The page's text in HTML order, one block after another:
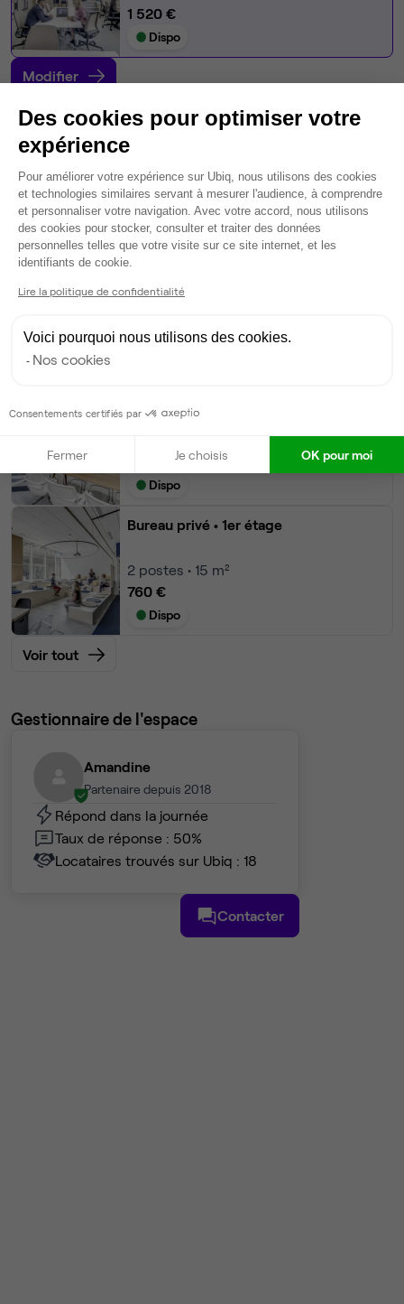
1 520 €
Dispo
Modifier
Bureau privé • 1er étage
9postes • 50 m²
3 420 €
Dispo
Bureau privé
2 280 €
Dispo
Bureau privé • 1er étage
2 postes • 15 m²
760 €
Dispo
Voir tout
Gestionnaire de l'espace
Amandine
Partenaire depuis 2018
Répond dans la journée
Taux de réponse : 50%
Locataires trouvés sur Ubiq : 18
Contacter
Des cookies pour optimiser votre
expérience
Plateforme de Gestion du
Pour améliorer votre expérience sur Ubiq, nous utilisons des cookies
et technologies similaires servant à mesurer l'audience, à comprendre
et personnaliser votre navigation. Avec votre accord, nous utilisons
des cookies pour stocker, consulter et traiter des données
personnelles telles que votre visite sur ce site internet, et les
identifiants de cookie.
Lire la politique de confidentialité
Voici pourquoi nous utilisons des cookies.
Nos cookies
Consentements certifiés par
Fermer Je choisis OK pour moi